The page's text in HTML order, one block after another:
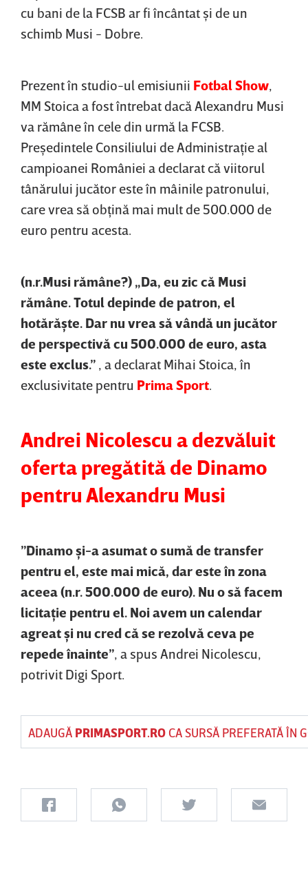
cu bani de la FCSB ar fi încântat şi de un
schimb Musi - Dobre.
Prezent în studio-ul emisiunii Fotbal Show
MM Stoica a fost întrebat dacă Alexandru Musi
va rămâne în cele din urmă la FCSB.
Preşedintele Consiliului de Administraţie al
campioanei României a declarat că viitorul
tânărului jucător este în mâinile patronului,
care vrea să obţină mai mult de 500.000 de
euro pentru acesta.
(n.r.Musi rămâne?) „Da, eu zic că Musi
rămâne. Totul depinde de patron, el
hotărăşte. Dar nu vrea să vândă un jucător
de perspectivă cu 500.000 de euro, asta
este exclus.” , a declarat Mihai Stoica, în
exclusivitate pentru Prima Sport
Andrei Nicolescu a dezvăluit
oferta pregătită de Dinamo
pentru Alexandru Musi
”Dinamo şi-a asumat o sumă de transfer
pentru el, este mai mică, dar este în zona
aceea (n.r. 500.000 de euro). Nu o să facem
licitaţie pentru el. Noi avem un calendar
agreat şi nu cred că se rezolvă ceva pe
repede înainte” , a spus Andrei Nicolescu,
potrivit Digi Sport.
ADAUGĂ PRIMASPORT.ROCA SURSĂ PREFERATĂ ÎN